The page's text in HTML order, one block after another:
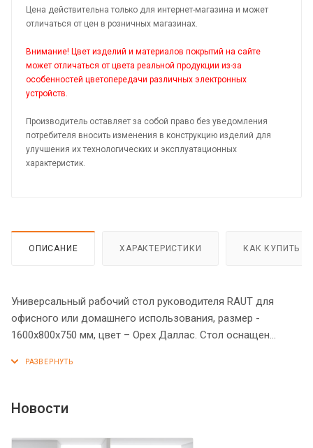
Цена действительна только для интернет-магазина и может
отличаться от цен в розничных магазинах.
Внимание! Цвет изделий и материалов покрытий на сайте
может отличаться от цвета реальной продукции из-за
особенностей цветопередачи различных электронных
устройств.
Производитель оставляет за собой право без уведомления
потребителя вносить изменения в конструкцию изделий для
улучшения их технологических и эксплуатационных
характеристик.
ОПИСАНИЕ ХАРАКТЕРИСТИКИ КАК КУПИТЬ
Универсальный рабочий стол руководителя RAUT для
офисного или домашнего использования, размер -
1600х800х750 мм, цвет – Орех Даллас. Стол оснащен
18 мм с рамочным профилем из МДФ 30 мм (видимая
54 мм имеют эффектное расширение у основания.
Новости